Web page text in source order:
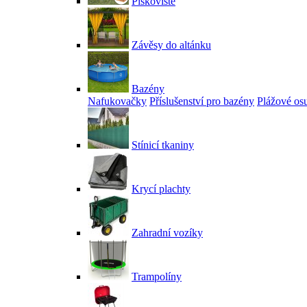
Závěsy do altánku
Bazény
Nafukovačky Příslušenství pro bazény Plážové
Stínicí tkaniny
Krycí plachty
Zahradní vozíky
Trampolíny